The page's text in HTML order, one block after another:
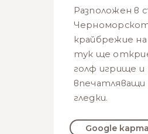
Разположен в
крайбрежие на
тук ще
голф игрище и
впечатляващи
гледки.
Google карта